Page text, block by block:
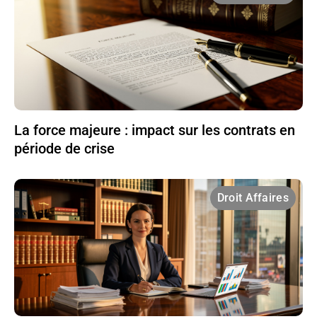
La force majeure : impact sur les contrats en
période de crise
Droit Affaires